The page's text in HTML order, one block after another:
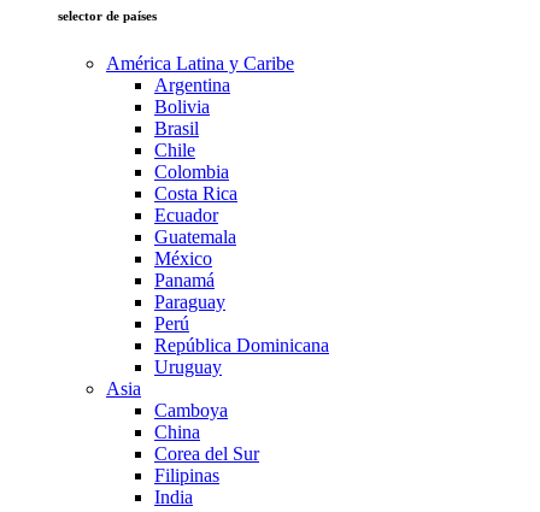
selector de países
América Latina y Caribe
Argentina
Bolivia
Brasil
Chile
Colombia
Costa Rica
Ecuador
Guatemala
México
Panamá
Paraguay
Perú
República Dominicana
Uruguay
Asia
Camboya
China
Corea del Sur
Filipinas
India